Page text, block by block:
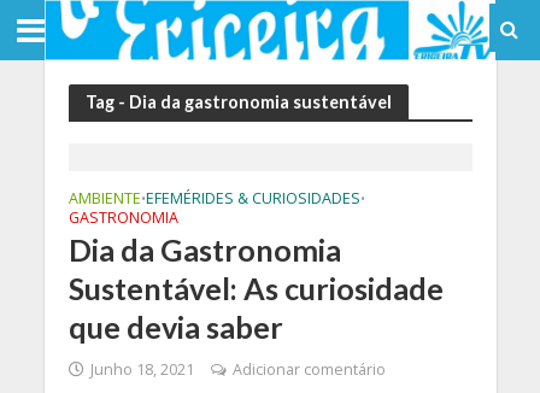
Tag - Dia da gastronomia sustentável
AMBIENTE•EFEMÉRIDES & CURIOSIDADES•
GASTRONOMIA
Dia da Gastronomia
Sustentável: As curiosidade
que devia saber
Junho 18, 2021 Adicionar comentário